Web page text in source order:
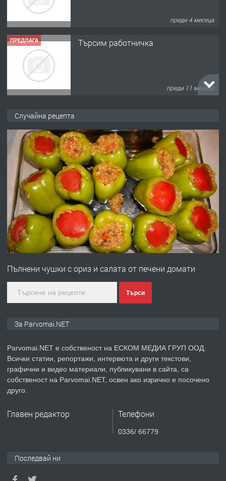
преди 4 месеца
ПРЕДЛАГА Търсим работничка
преди 11 месеца
преди 1 година
ПРЕДЛАГА Работа за общи работници
преди 1 година
ПРЕДЛАГА
Първи поход "По стъпките на Ангел
преди 1 година
ПРЕДЛАГА Уроци по Математика
Случайна рецепта
Пълнени чушки с ориз и салата от печени домати
Търси
За Parvomai.NET
Parvomai.NET е собственост на ЕСКОМ МЕДИА ГРУП ООД.
Всички статии, репортажи, интервюта и други текстови,
графични и видео материали, публикувани в сайта, са
собственост на Parvomai.NET, освен ако изрично е посочено
друго.
Главен редактор Телефони
0336/ 66779
Последвай ни